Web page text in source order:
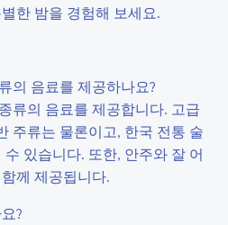
한 밤을 경험해 보세요.
의 음료를 제공하나요?
류의 음료를 제공합니다. 고급
주류는 물론이고, 한국 전통 술
있습니다. 또한, 안주와 잘 어
께 제공됩니다.
?